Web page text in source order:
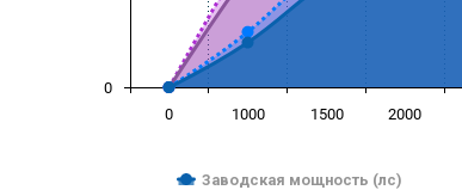
Заводская мощность (лс)
0 1000 1500 2000
0